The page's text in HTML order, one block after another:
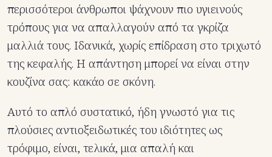
περισσότεροι άνθρωποι ψάχνουν πιο υγιεινούς
τρόπους για να απαλλαγούν από τα γκρίζα
μαλλιά τους. Ιδανικά, χωρίς επίδραση στο τριχωτό
της κεφαλής. Η απάντηση μπορεί να είναι στην
κουζίνα σας: κακάο σε σκόνη.
Αυτό το απλό συστατικό, ήδη γνωστό για τις
πλούσιες αντιοξειδωτικές του ιδιότητες ως
τρόφιμο, είναι, τελικά, μια απαλή και